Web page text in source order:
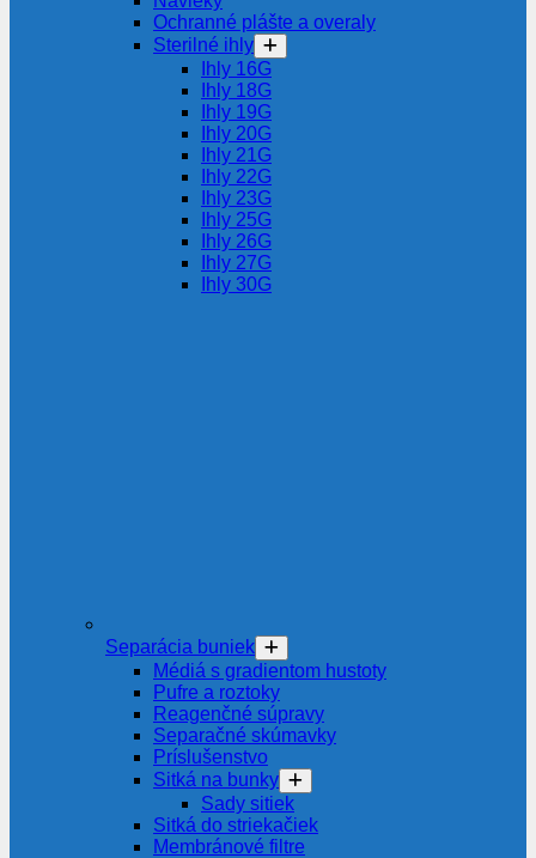
Ochranné plášte a overaly
Sterilné ihly
Ihly 16G
Ihly 18G
Ihly 19G
Ihly 20G
Ihly 21G
Ihly 22G
Ihly 23G
Ihly 25G
Ihly 26G
Ihly 27G
Ihly 30G
Separácia buniek
Médiá s gradientom hustoty
Pufre a roztoky
Reagenčné súpravy
Separačné skúmavky
Príslušenstvo
Sitká na bunky
Sady sitiek
Sitká do striekačiek
Membránové filtre